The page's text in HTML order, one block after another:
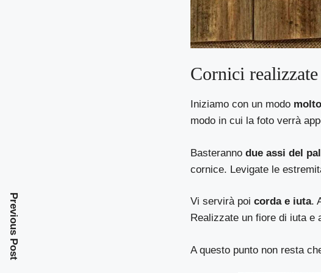
Cornici
Iniziamo con un modo
modo in cui la foto verrà
Basterannodue assi del
cornice. Levigate le
Vi servirà poicorda e iuta.
Realizzate un fiore di iuta e
A questo punto non resta
Previous Post